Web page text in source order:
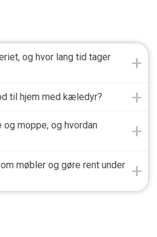
og hvor lang tid tager
til hjem med kæledyr?
og moppe, og hvordan
møbler og gøre rent under